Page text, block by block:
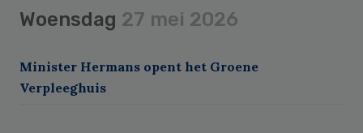
Woensdag 27 mei 2026
Minister Hermans opent het Groene
Verpleeghuis